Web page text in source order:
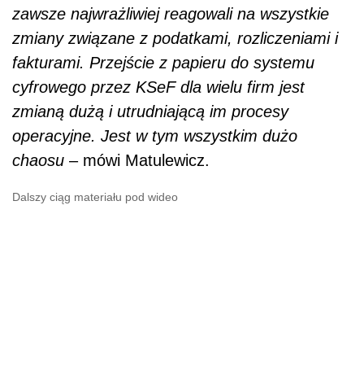
zawsze najwrażliwiej reagowali na wszystkie
zmiany związane z podatkami, rozliczeniami i
fakturami. Przejście z papieru do systemu
cyfrowego przez KSeF dla wielu firm jest
zmianą dużą i utrudniającą im procesy
operacyjne. Jest w tym wszystkim dużo
chaosu – mówi Matulewicz.
Dalszy ciąg materiału pod wideo